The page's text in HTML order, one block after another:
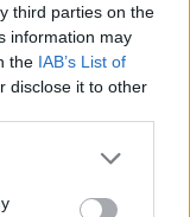
third parties on the
information may
the IAB’s List of
disclose it to other
or more Google
You may click to